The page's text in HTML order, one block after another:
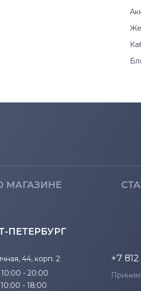
МАГАЗИНЕ
ПЕТЕРБУРГ
44, корп. 2
10:00 - 20:00
10:00 - 18:00
+7